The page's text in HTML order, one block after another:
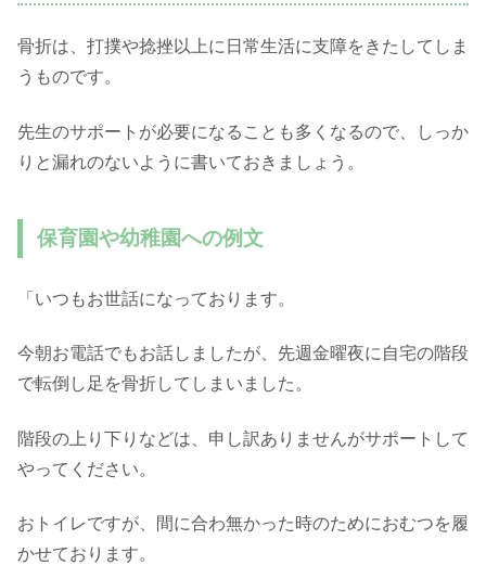
骨折は、打撲や捻挫以上に日常生活に支障をきたしてしま
うものです。
先生のサポートが必要になることも多くなるので、しっか
りと漏れのないように書いておきましょう。
保育園や幼稚園への例文
「いつもお世話になっております。
今朝お電話でもお話しましたが、先週金曜夜に自宅の階段
で転倒し足を骨折してしまいました。
階段の上り下りなどは、申し訳ありませんがサポートして
やってください。
おトイレですが、間に合わ無かった時のためにおむつを履
かせております。